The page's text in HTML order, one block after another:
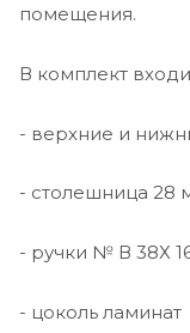
помещения.
В комплект
- верхние и
- столешница 28
- ручки № В 38Х
- цоколь ламинат